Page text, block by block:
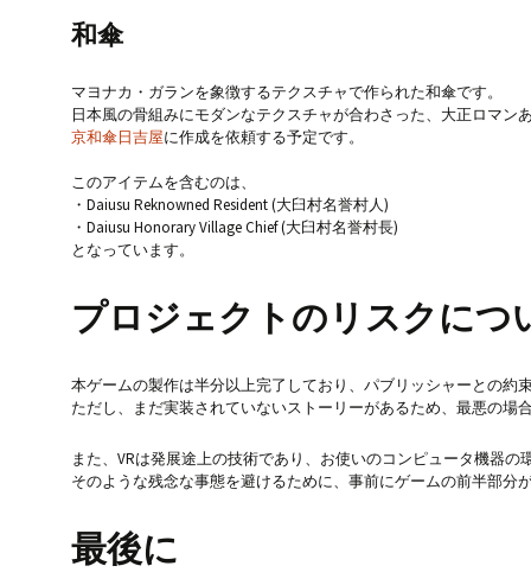
和傘
マヨナカ・ガランを象徴するテクスチャで作られた和傘です。
日本風の骨組みにモダンなテクスチャが合わさった、大正ロマン
京和傘日吉屋に作成を依頼する予定です。
このアイテムを含むのは、
・Daiusu Reknowned Resident (大臼村名誉村人)
・Daiusu Honorary Village Chief (大臼村名誉村長)
となっています。
プロジェクトのリスクにつ
本ゲームの製作は半分以上完了しており、パブリッシャーとの約
ただし、まだ実装されていないストーリーがあるため、最悪の
また、VRは発展途上の技術であり、お使いのコンピュータ機器
そのような残念な事態を避けるために、事前にゲームの前半部
最後に